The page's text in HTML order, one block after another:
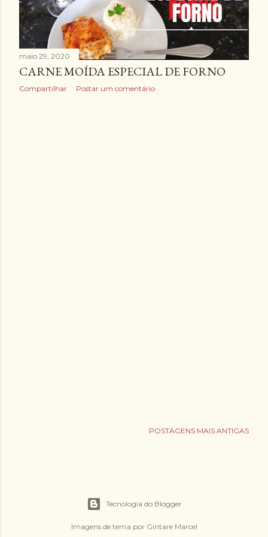
maio 29, 2020
CARNE MOÍDA ESPECIAL DE FORNO
Compartilhar Postar um comentário
POSTAGENS MAIS ANTIGAS
Tecnologia do Blogger
Imagens de tema por Gintare Marcel